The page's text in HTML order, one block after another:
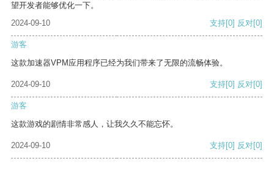
望开发者能够优化一下。
2024-09-10
支持[0] 反对[0]
游客
这款加速器VPM应用程序已经为我们带来了无限的流畅体验。
2024-09-10 支持[0] 反对[0]
游客
这款游戏的剧情非常感人，让我久久不能忘怀。
2024-09-10 支持[0] 反对[0]